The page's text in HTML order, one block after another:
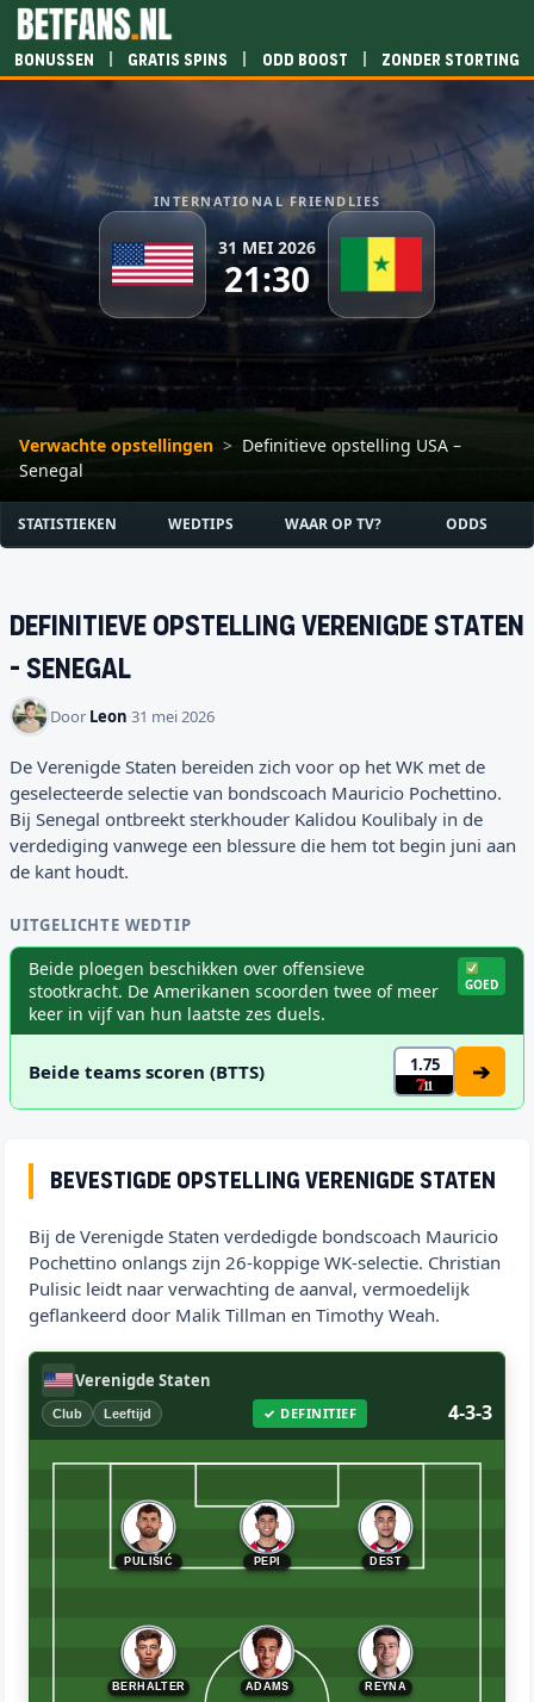
Bonussen | Gratis spins | Odd boost | Zonder storting
INTERNATIONAL FRIENDLIES
31 MEI 2026
21:30
Verwachte opstellingen > Definitieve opstelling USA –
Senegal
STATISTIEKEN WEDTIPS WAAR OP TV? ODDS
Definitieve opstellingVerenigde Staten
-Senegal
Door Leon·31 mei 2026
De Verenigde Staten bereiden zich voor op het WK met de
geselecteerde selectie van bondscoach Mauricio Pochettino.
Bij Senegal ontbreekt sterkhouder Kalidou Koulibaly in de
verdediging vanwege een blessure die hem tot begin juni aan
de kant houdt.
UITGELICHTE WEDTIP
Beide ploegen beschikken over offensieve
stootkracht. De Amerikanen scoorden twee of meer
keer in vijf van hun laatste zes duels.
GOED
Beide teams scoren (BTTS) 1.75 ➔
Bevestigde opstelling Verenigde Staten
Bij de Verenigde Staten verdedigde bondscoach Mauricio
Pochettino onlangs zijn 26-koppige WK-selectie. Christian
Pulisic leidt naar verwachting de aanval, vermoedelijk
geflankeerd door Malik Tillman en Timothy Weah.
Verenigde Staten
Club Leeftijd ✓ DEFINITIEF 4-3-3
BERHALTER ADAMS REYNA
PULIŠIĆ PEPI DEST